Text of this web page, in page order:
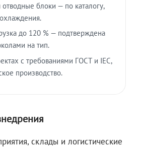
блоки — по каталогу,
до 120 % — подтверждена
на тип.
с требованиями ГОСТ и IEC,
производство.
склады и логистические